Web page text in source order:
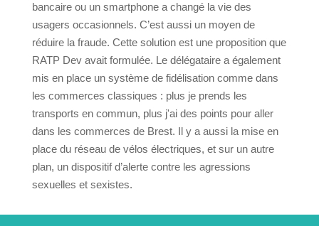
bancaire ou un smartphone a changé la vie des
usagers occasionnels. C’est aussi un moyen de
réduire la fraude. Cette solution est une proposition que
RATP Dev avait formulée. Le délégataire a également
mis en place un système de fidélisation comme dans
les commerces classiques : plus je prends les
transports en commun, plus j'ai des points pour aller
dans les commerces de Brest. Il y a aussi la mise en
place du réseau de vélos électriques, et sur un autre
plan, un dispositif d’alerte contre les agressions
sexuelles et sexistes.